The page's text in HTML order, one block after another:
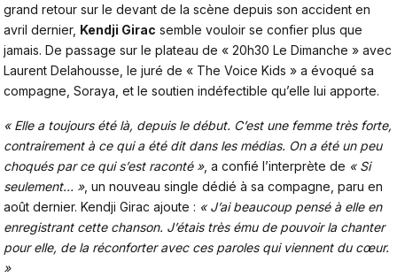
grand retour sur le devant de la scène depuis son accident en
avril dernier, Kendji Girac semble vouloir se confier plus que
jamais. De passage sur le plateau de « 20h30 Le Dimanche » avec
Laurent Delahousse, le juré de « The Voice Kids » a évoqué sa
compagne, Soraya, et le soutien indéfectible qu’elle lui apporte.
« Elle a toujours été là, depuis le début. C’est une femme très forte,
contrairement à ce qui a été dit dans les médias. On a été un peu
choqués par ce qui s’est raconté », a confié l’interprète de « Si
seulement… », un nouveau single dédié à sa compagne, paru en
août dernier. Kendji Girac ajoute : « J’ai beaucoup pensé à elle en
enregistrant cette chanson. J’étais très ému de pouvoir la chanter
pour elle, de la réconforter avec ces paroles qui viennent du cœur.
»